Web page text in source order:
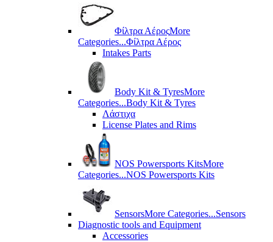
Φίλτρα ΑέροςMore
Categories...Φίλτρα Αέρος
Intakes Parts
Body Kit & TyresMore
Categories...Body Kit & Tyres
Λάστιχα
License Plates and Rims
NOS Powersports KitsMore
Categories...NOS Powersports Kits
SensorsMore Categories...Sensors
Diagnostic tools and Equipment
Accessories